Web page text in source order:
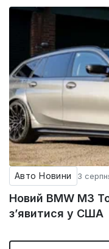
Авто Новини 3
Новий BMW M3
з’явитися у США